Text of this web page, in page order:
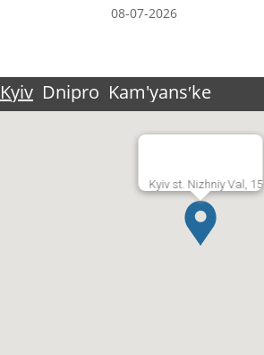
08-07-2026
Kyiv Dnipro Kam'yansʹke
Kyiv st. Nizhniy Val, 15